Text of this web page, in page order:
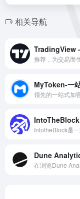
相关导航
IntoTheBlock